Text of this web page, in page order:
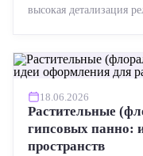
высокая детализация
18.06.2026
Растительные
гипсовых панно:
пространств